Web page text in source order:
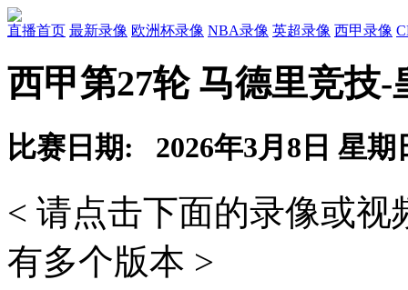
直播首页 最新录像 欧洲杯录像 NBA录像 英超录像 西甲录像
西甲第27轮 马德里竞技
比赛日期: 2026年3月8日 星期
< 请点击下面的录像或
有多个版本 >